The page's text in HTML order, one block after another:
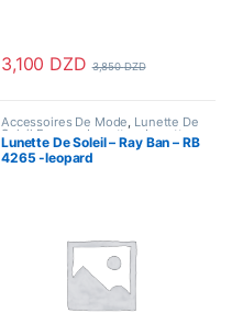
3,100 DZD 3,850DZD
Accessoires De Mode, Lunette De
Soleil Femme Lunettes Lunettes
De Soleil ,Lunettes De Soleil
Homme
Lunette De Soleil – Ray Ban – RB
4265 -leopard